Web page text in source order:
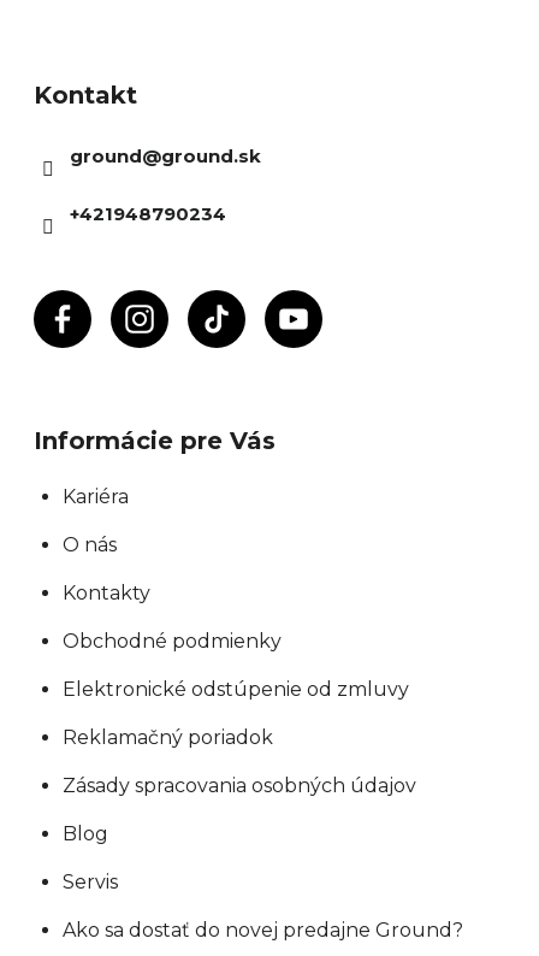
Kontakt
ground@ground.sk
+421948790234
Informácie pre Vás
Kariéra
O nás
Kontakty
Obchodné podmienky
Elektronické odstúpenie od zmluvy
Reklamačný poriadok
Zásady spracovania osobných údajov
Blog
Servis
Ako sa dostať do novej predajne Ground?